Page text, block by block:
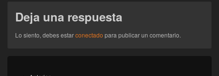
Deja una respuesta
Lo siento, debes estarconectado para publicar un comentario.